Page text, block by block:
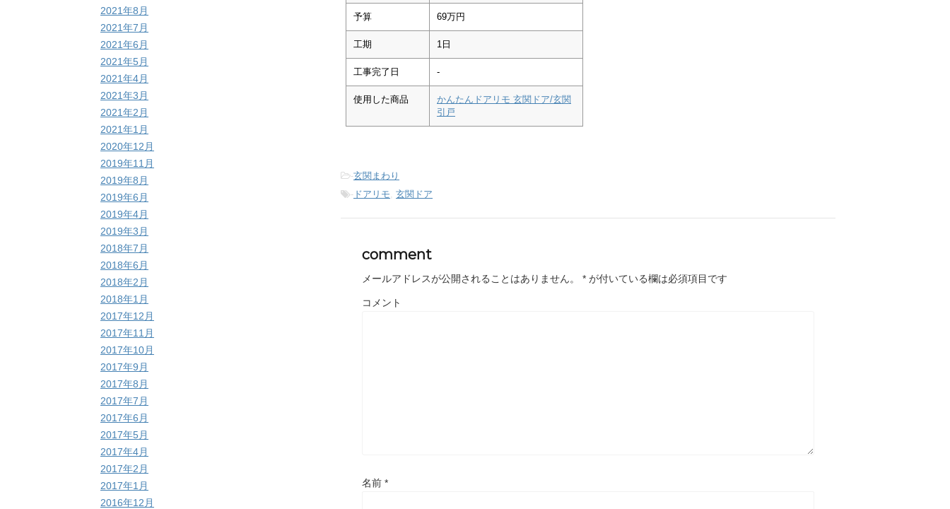
予算 69万円
工期 1日
工事完了日 -
使用した商品
かんたんドアリモ 玄関ドア/玄関
引戸
-玄関まわり
- ドアリモ 玄関ドア
comment
メールアドレスが公開されることはありません。 * が付いている欄は必須項目です
コメント
名前 *
2021年8月
2021年7月
2021年6月
2021年5月
2021年4月
2021年3月
2021年2月
2021年1月
2020年12月
2019年11月
2019年8月
2019年6月
2019年4月
2019年3月
2018年7月
2018年6月
2018年2月
2018年1月
2017年12月
2017年11月
2017年10月
2017年9月
2017年8月
2017年7月
2017年6月
2017年5月
2017年4月
2017年2月
2017年1月
2016年12月